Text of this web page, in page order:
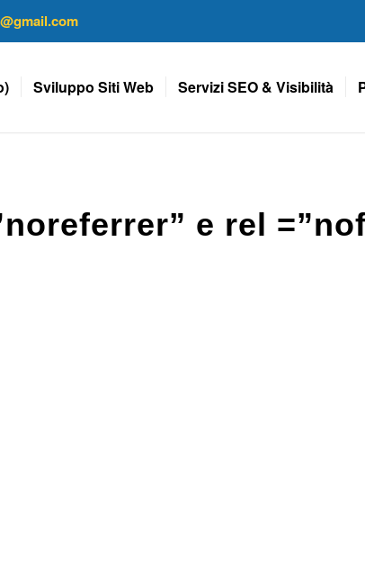
Sviluppo Siti Web Servizi SEO & Visibilità
e rel